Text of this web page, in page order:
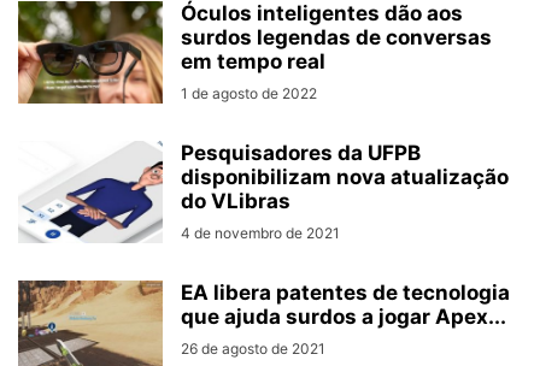
Óculos inteligentes dão aos
surdos legendas de conversas
em tempo real
1 de agosto de 2022
Pesquisadores da UFPB
disponibilizam nova atualização
do VLibras
4 de novembro de 2021
EA libera patentes de tecnologia
que ajuda surdos a jogar Apex...
26 de agosto de 2021